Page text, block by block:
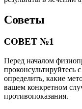
Советы
СОВЕТ №1
Перед началом
проконсультируйтесь
определить, какие
вашем конкретном
противопоказания.